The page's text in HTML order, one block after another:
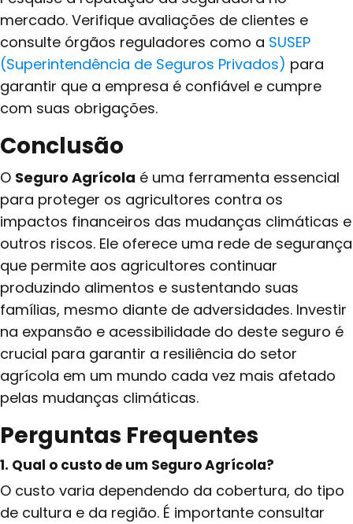
mercado. Verifique avaliações de clientes e
consulte órgãos reguladores como a SUSEP
(Superintendência de Seguros Privados) para
garantir que a empresa é confiável e cumpre
com suas obrigações.
Conclusão
O Seguro Agrícola é uma ferramenta essencial
para proteger os agricultores contra os
impactos financeiros das mudanças climáticas e
outros riscos. Ele oferece uma rede de segurança
que permite aos agricultores continuar
produzindo alimentos e sustentando suas
famílias, mesmo diante de adversidades. Investir
na expansão e acessibilidade do deste seguro é
crucial para garantir a resiliência do setor
agrícola em um mundo cada vez mais afetado
pelas mudanças climáticas.
Perguntas Frequentes
1. Qual o custo de um Seguro Agrícola?
O custo varia dependendo da cobertura, do tipo
de cultura e da região. É importante consultar